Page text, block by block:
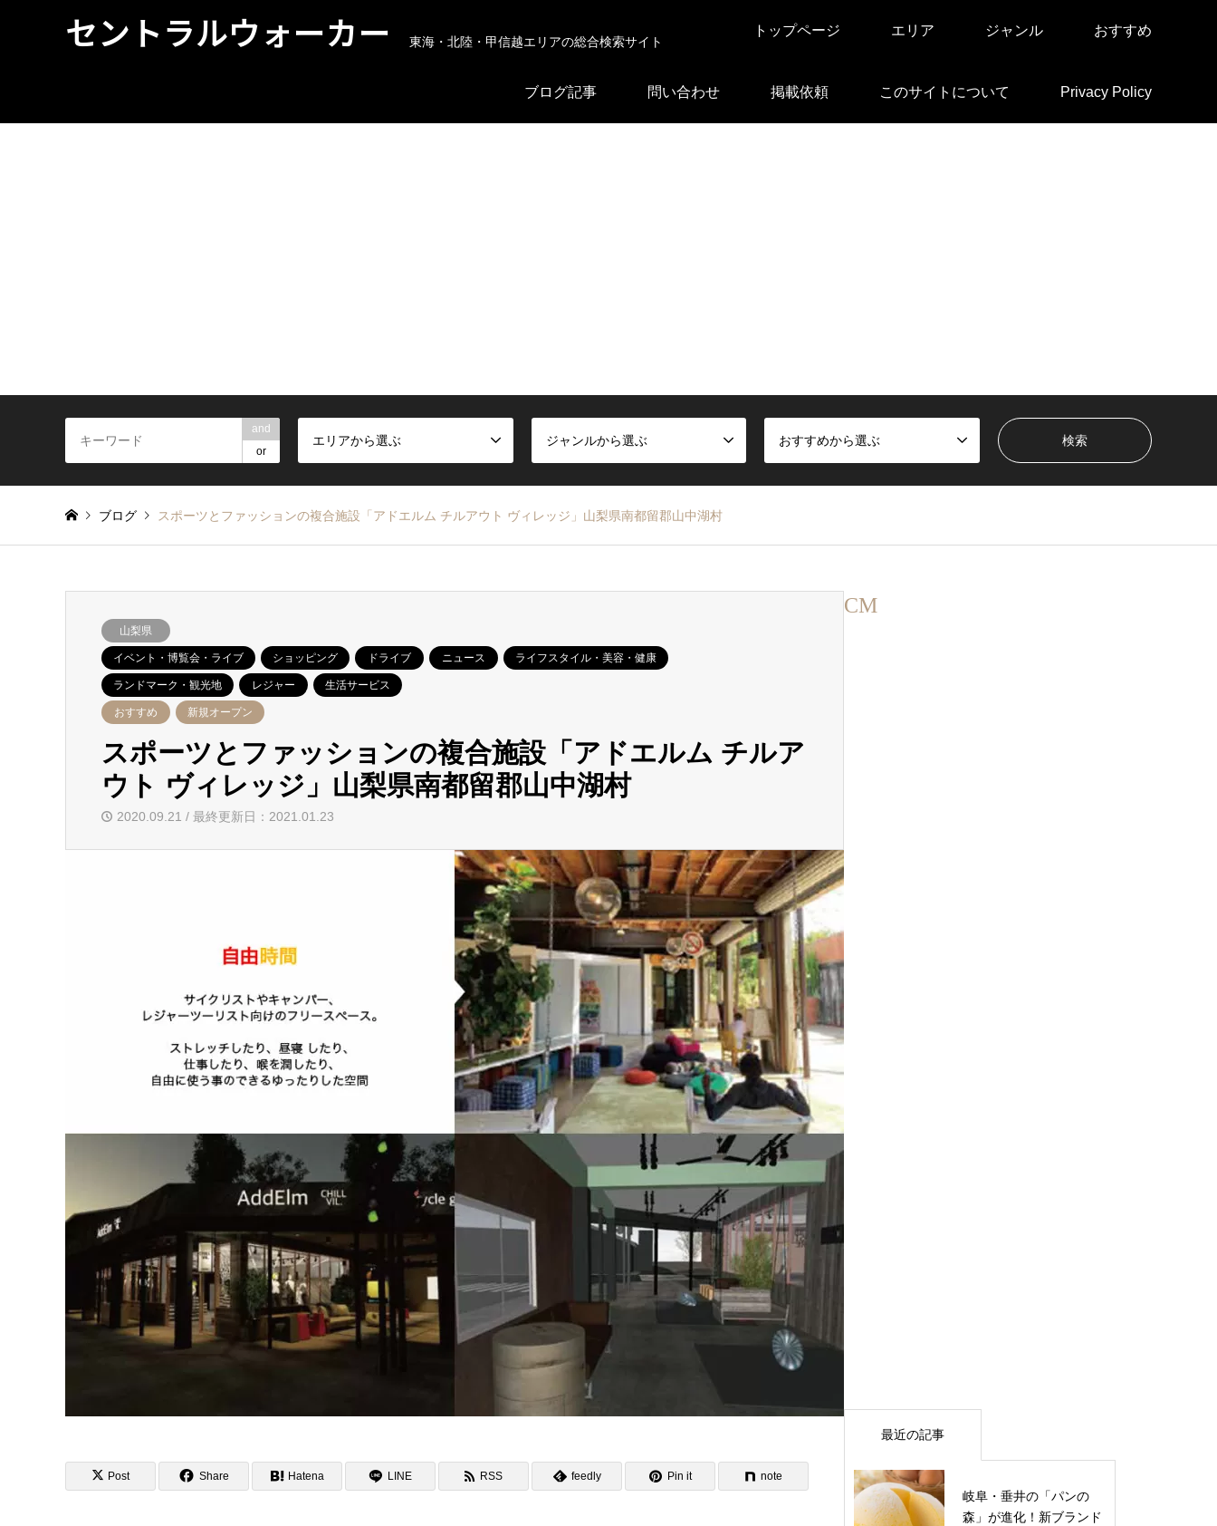
セントラルウォーカー 東海・北陸・甲信越エリアの総合検索サイト
トップページ エリア ジャンル おすすめ
ブログ記事 問い合わせ 掲載依頼 このサイトについて Privacy Policy
and
or
エリアから選ぶ ジャンルから選ぶ おすすめから選ぶ
ブログ スポーツとファッションの複合施設「アドエルム チルアウト ヴィレッジ」山梨県南都留郡山中湖村
山梨県
イベント・博覧会・ライブ ショッピング ドライブ ニュース ライフスタイル・美容・健康
ランドマーク・観光地 レジャー 生活サービス
おすすめ 新規オープン
スポーツとファッションの複合施設「アドエルム チルア
ウト ヴィレッジ」山梨県南都留郡山中湖村
2020.09.21 / 最終更新日：2021.01.23
Post Share Hatena LINE RSS feedly Pin it note
CM
最近の記事
岐阜・垂井の「パンの
森」が進化！新ブランド